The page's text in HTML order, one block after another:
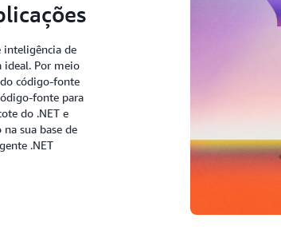
inteligência de
ideal. Por meio
código-fonte
fonte para
do .NET e
sua base de
.NET